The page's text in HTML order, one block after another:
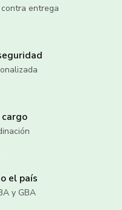
entrega
el país
y GBA